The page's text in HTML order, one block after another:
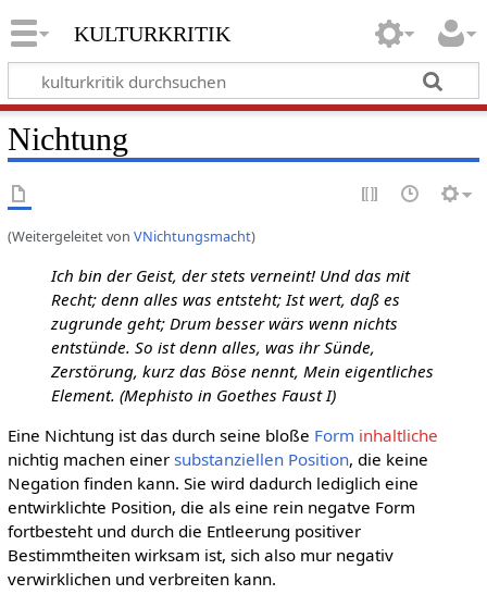
kulturkritik
Nichtung
(Weitergeleitet von VNichtungsmacht)
Ich bin der Geist, der stets verneint! Und das mit
Recht; denn alles was entsteht; Ist wert, daß es
zugrunde geht; Drum besser wärs wenn nichts
entstünde. So ist denn alles, was ihr Sünde,
Zerstörung, kurz das Böse nennt, Mein eigentliches
Element. (Mephisto in Goethes Faust I)
Eine Nichtung ist das durch seine bloße Form inhaltliche
nichtig machen einer substanziellen Position, die keine
Negation finden kann. Sie wird dadurch lediglich eine
entwirklichte Position, die als eine rein negatve Form
fortbesteht und durch die Entleerung positiver
Bestimmtheiten wirksam ist, sich also mur negativ
verwirklichen und verbreiten kann.